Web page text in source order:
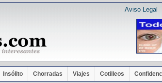
Aviso Legal
Insólito Chorradas Viajes Cotilleos